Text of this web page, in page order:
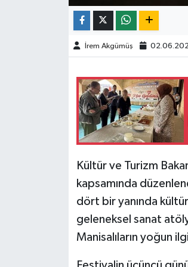
İrem Akgümüş
Kültür ve Turizm
kapsamında
dört bir yanında
geleneksel sanat
Manisalıların yoğun